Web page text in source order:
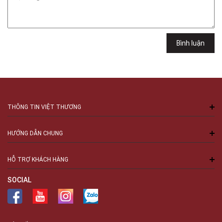
Bình luận
THÔNG TIN VIỆT THƯƠNG
HƯỚNG DẪN CHUNG
HỖ TRỢ KHÁCH HÀNG
SOCIAL